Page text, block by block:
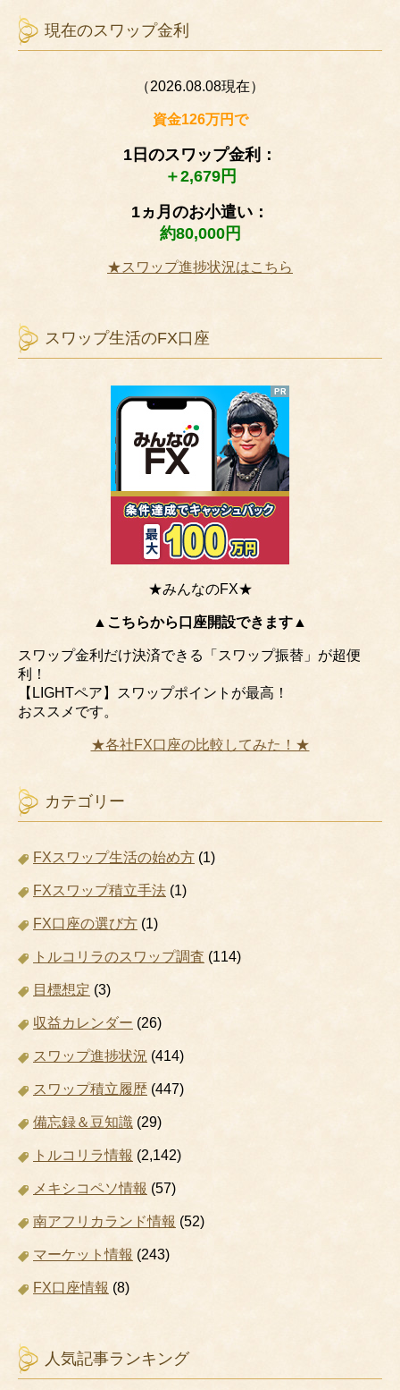
現在のスワップ金利
（2026.08.08現在）
資金126万円で
1日のスワップ金利：
＋2,679円
1ヵ月のお小遣い：
約80,000円
★スワップ進捗状況はこちら
スワップ生活のFX口座
★みんなのFX★
▲こちらから口座開設できます▲
スワップ金利だけ決済できる「スワップ振替」が超便
利！
【LIGHTペア】スワップポイントが最高！
おススメです。
★各社FX口座の比較してみた！★
カテゴリー
FXスワップ生活の始め方 (1)
FXスワップ積立手法 (1)
FX口座の選び方 (1)
トルコリラのスワップ調査 (114)
目標想定 (3)
収益カレンダー (26)
スワップ進捗状況 (414)
スワップ積立履歴 (447)
備忘録＆豆知識 (29)
トルコリラ情報 (2,142)
メキシコペソ情報 (57)
南アフリカランド情報 (52)
マーケット情報 (243)
FX口座情報 (8)
人気記事ランキング